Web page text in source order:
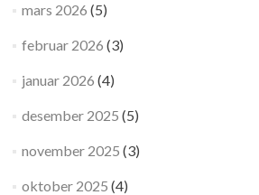
mars 2026 (5)
februar 2026 (3)
januar 2026 (4)
desember 2025 (5)
november 2025 (3)
oktober 2025 (4)